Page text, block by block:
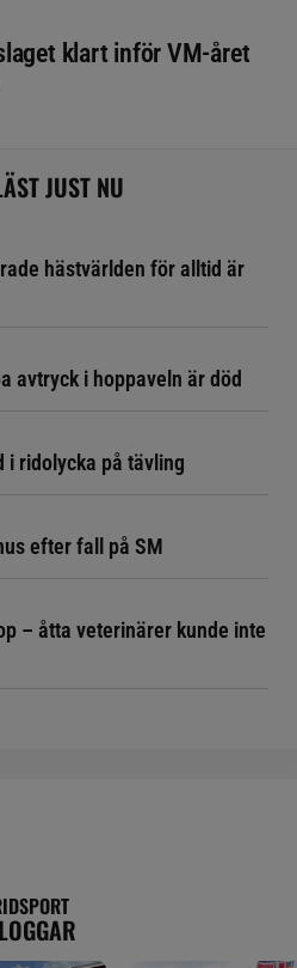
klart inför VM-året
JUST NU
hästvärlden för alltid är
avtryck i hoppaveln är död
i ridolycka på tävling
efter fall på SM
– åtta veterinärer kunde inte